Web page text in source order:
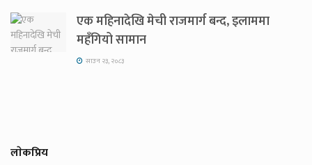
एक महिनादेखि मेची राजमार्ग बन्द, इलाममा
महँगियो सामान
साउन २३, २०८३
लाेकप्रिय